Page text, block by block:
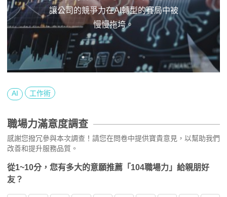
讓公司的競爭力在AI轉型的賽局中被
慢慢拖垮。
AI 工作術
職場力滿意度調查
感謝您撥冗參與本次調查！請您在問卷中提供寶貴意見，以幫助我們
改善和提升服務品質。
從1~10分，您有多大的意願推薦「104職場力」給親朋好
友？